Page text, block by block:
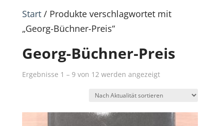
Start/ Produkte verschlagwortet mit
„Georg-Büchner-Preis“
Georg-Büchner-Preis
Ergebnisse 1 – 9 von 12 werden angezeigtNach